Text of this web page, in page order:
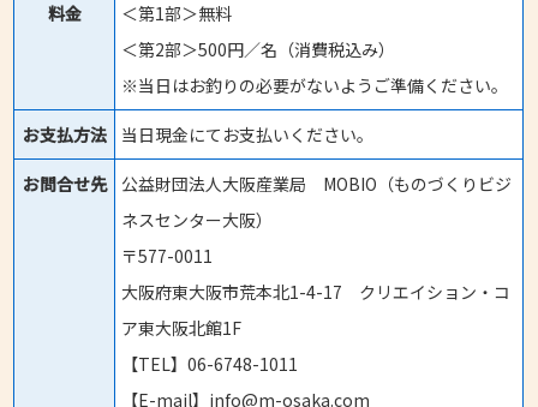
料金
＜第1部＞無料
＜第2部＞500円／名（消費税込み）
※当日はお釣りの必要がないようご準備ください。
お支払方法 当日現金にてお支払いください。
お問合せ先
公益財団法人大阪産業局 MOBIO（ものづくりビジ
ネスセンター大阪）
〒577-0011
大阪府東大阪市荒本北1-4-17 クリエイション・コ
ア東大阪北館1F
【TEL】06-6748-1011
【E-mail】info@m-osaka.com